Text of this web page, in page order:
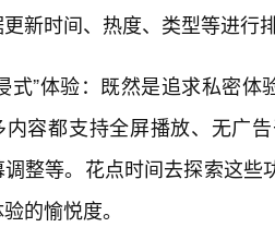
新时间、热度、类型等进行
式”体验：既然是追求私密
内容都支持全屏播放、无广
整等。花点时间去探索这
的愉悦度。